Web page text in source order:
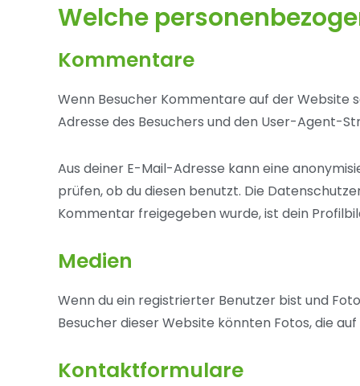
Welche
Kommentare
Wenn Besucher Kommentare auf der Website
Adresse des Besuchers und den User-Agent-
Aus deiner E-Mail-Adresse kann eine
prüfen, ob du diesen benutzt. Die
Kommentar freigegeben wurde, ist dein
Medien
Wenn du ein registrierter Benutzer bist und
Besucher dieser Website könnten Fotos, die
Kontaktformulare